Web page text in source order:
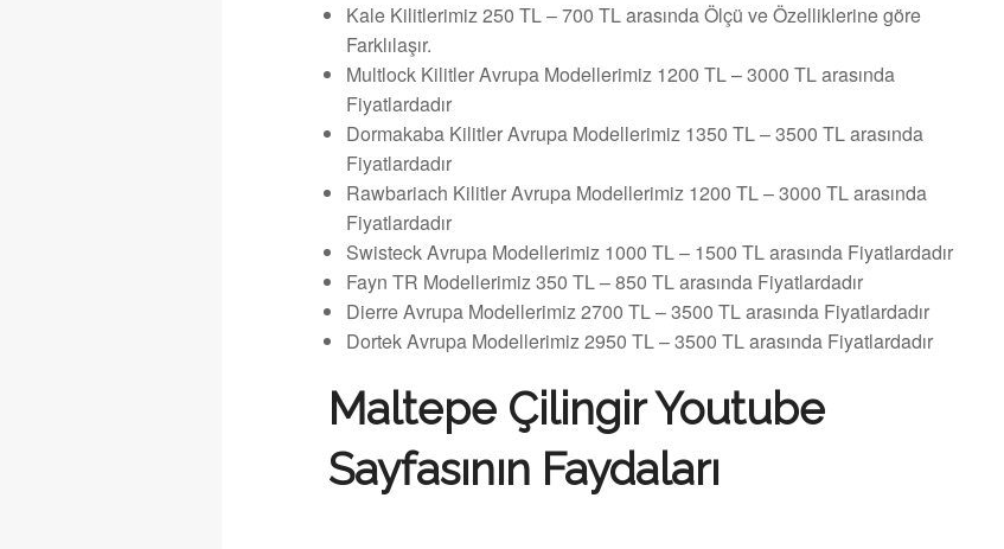
Kale Kilitlerimiz 250 TL – 700 TL arasında Ölçü ve Özelliklerine göre
Farklılaşır.
Multlock Kilitler Avrupa Modellerimiz 1200 TL – 3000 TL arasında
Fiyatlardadır
Dormakaba Kilitler Avrupa Modellerimiz 1350 TL – 3500 TL arasında
Fiyatlardadır
Rawbariach Kilitler Avrupa Modellerimiz 1200 TL – 3000 TL arasında
Fiyatlardadır
Swisteck Avrupa Modellerimiz 1000 TL – 1500 TL arasında Fiyatlardadır
Fayn TR Modellerimiz 350 TL – 850 TL arasında Fiyatlardadır
Dierre Avrupa Modellerimiz 2700 TL – 3500 TL arasında Fiyatlardadır
Dortek Avrupa Modellerimiz 2950 TL – 3500 TL arasında Fiyatlardadır
Maltepe Çilingir Youtube
Sayfasının Faydaları